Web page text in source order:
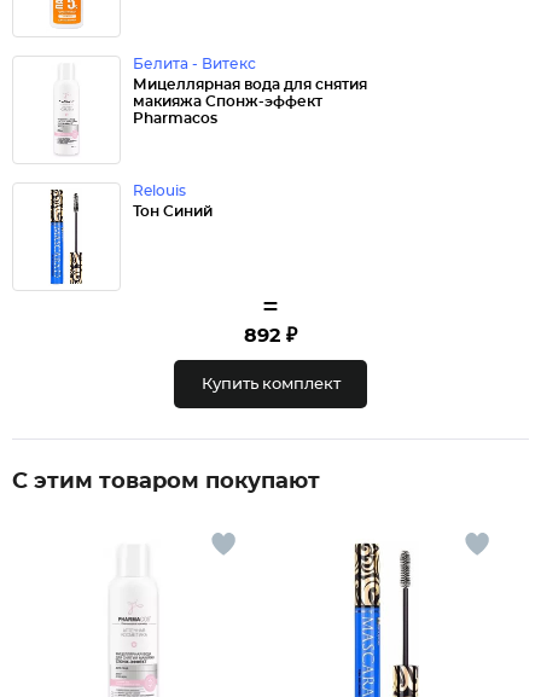
Белита - Витекс
Мицеллярная вода для снятия
макияжа Спонж-эффект
Pharmacos
Relouis
Тон Синий
=
892 ₽
Купить комплект
С этим товаром покупают